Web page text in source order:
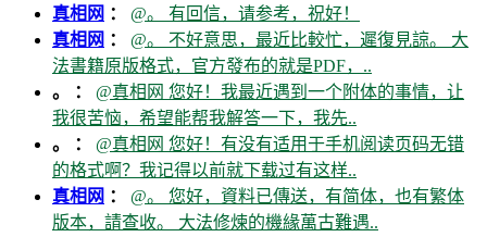
真相网 ： @。 有回信，请参考，祝好！
真相网 ： @。 不好意思，最近比較忙，遲復見諒。 大
法書籍原版格式，官方發布的就是PDF，..
。 ： @真相网 您好！我最近遇到一个附体的事情，让
我很苦恼，希望能帮我解答一下，我先..
。 ： @真相网 您好！有没有适用于手机阅读页码无错
的格式啊？我记得以前就下载过有这样..
真相网 ： @。 您好，資料已傳送，有简体，也有繁体
版本，請查收。 大法修煉的機緣萬古難遇..